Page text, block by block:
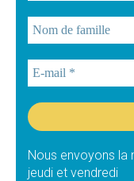
Nous envoyons la
jeudi et vendredi